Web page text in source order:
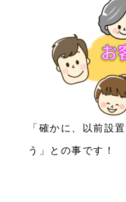
「確かに、以前設
う」との事です！